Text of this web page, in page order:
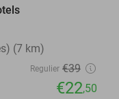
(7 km)
Regulier €39
€22,50